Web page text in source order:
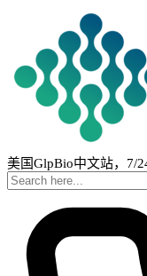
美国GlpBio中文站，7/